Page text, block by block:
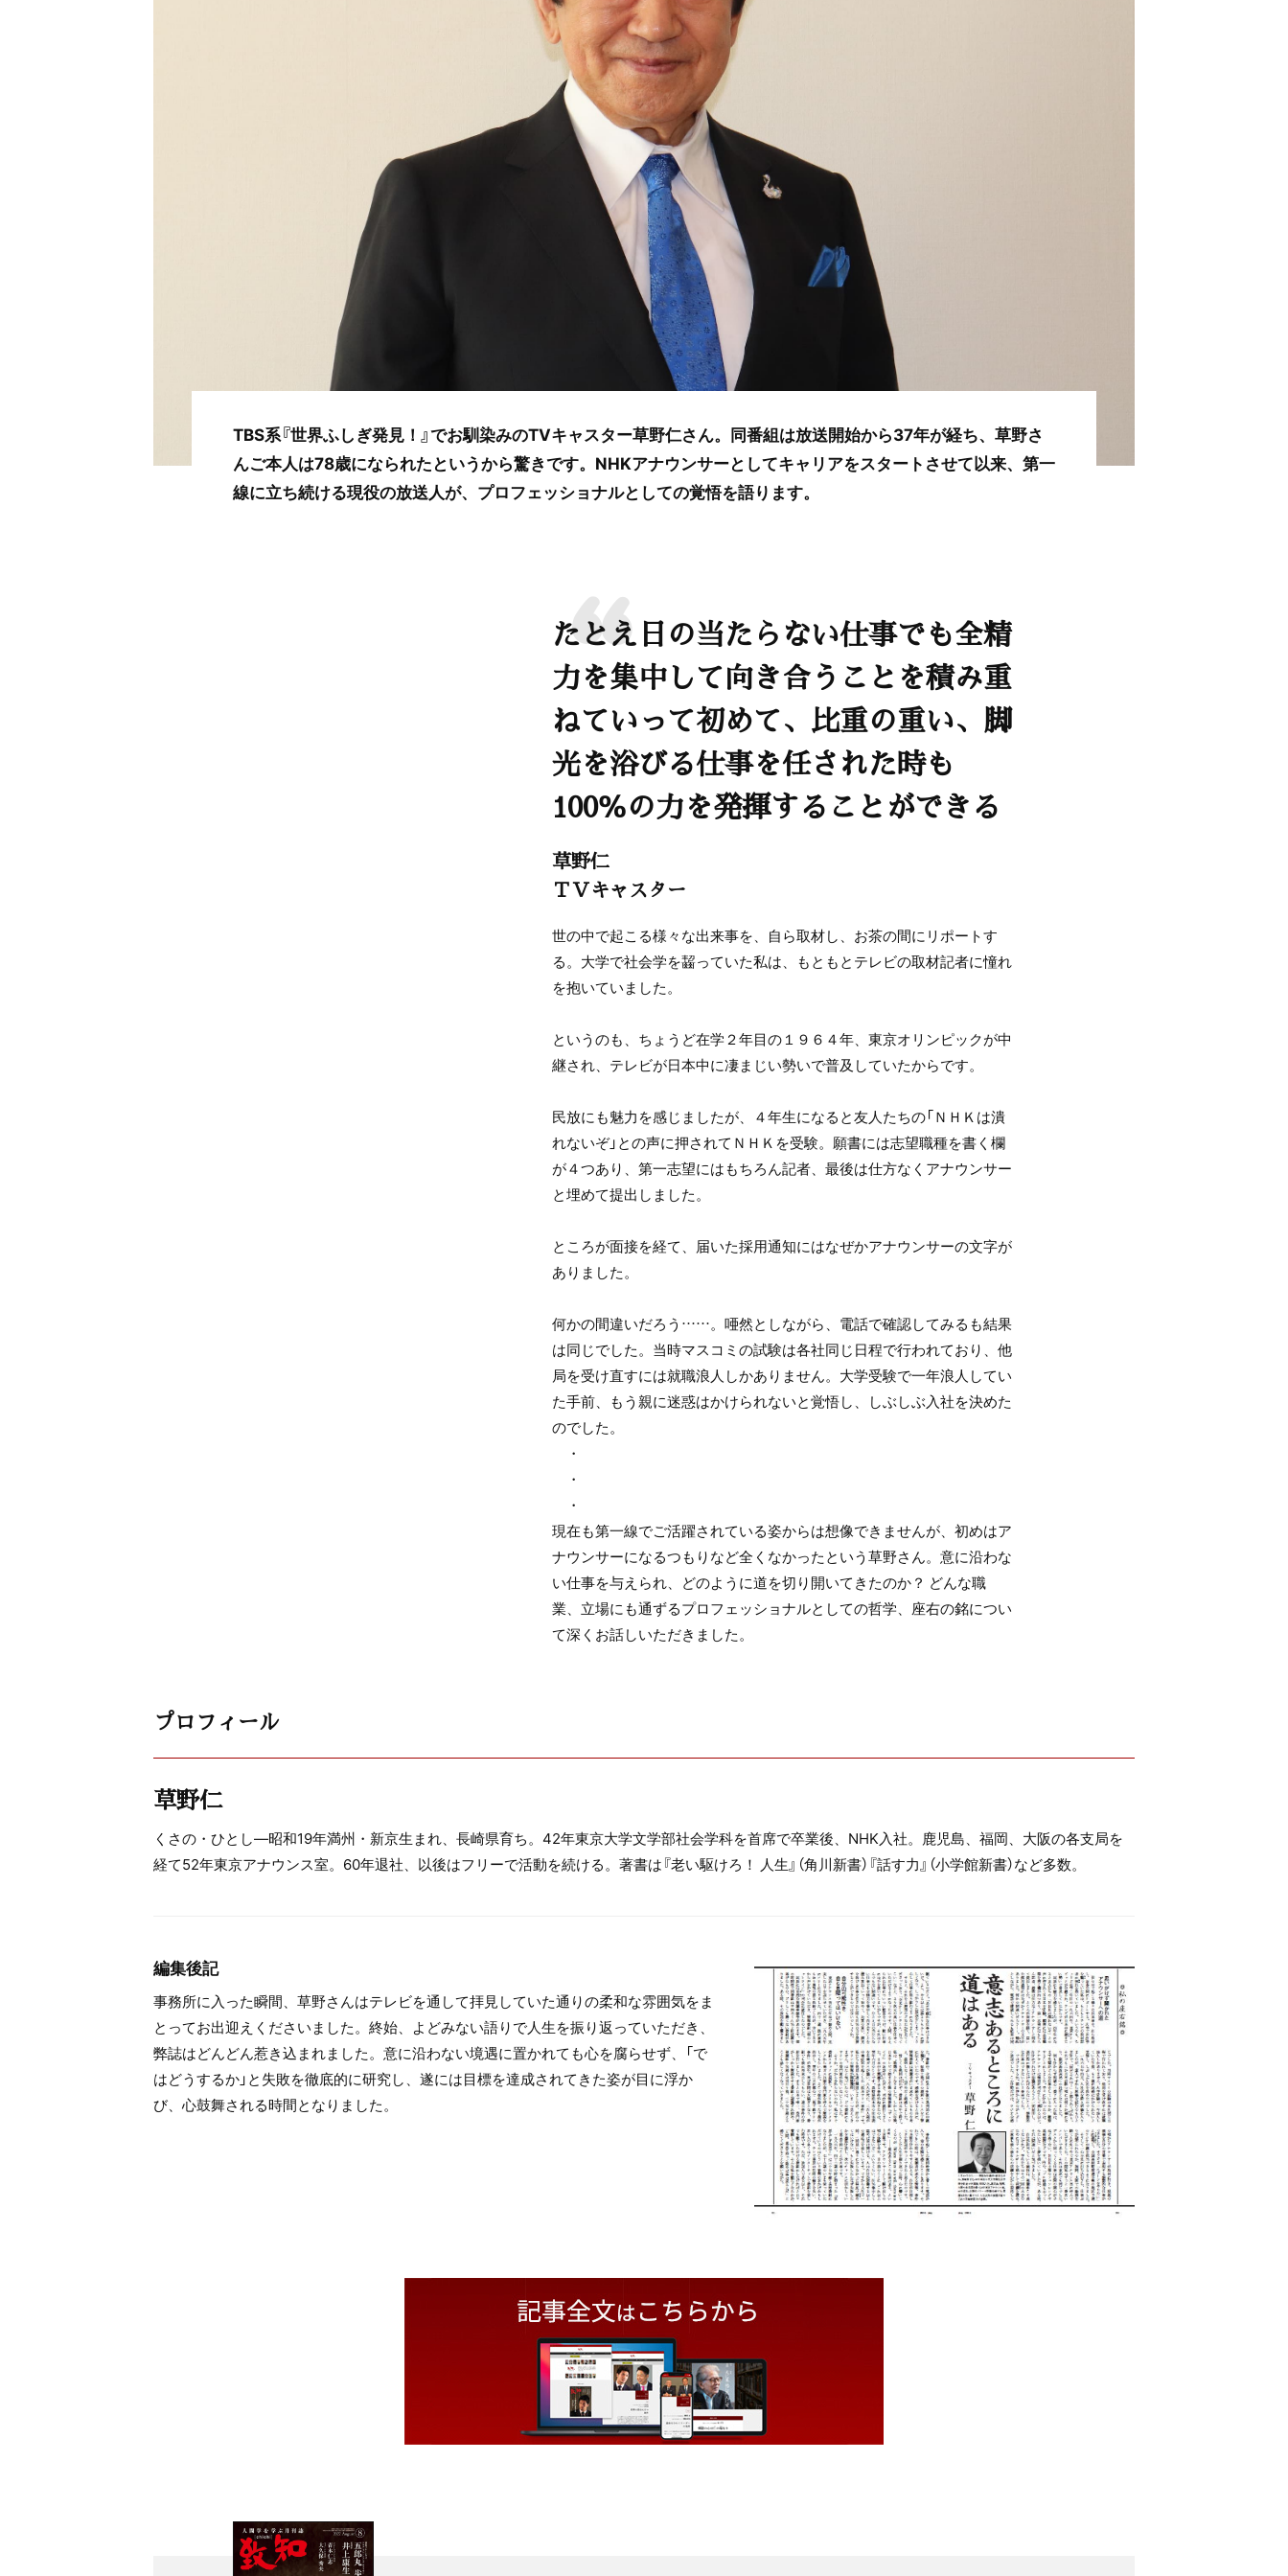
TBS系『世界ふしぎ発見！』でお馴染みのTVキャスター草野仁さん。同番組は放送開始から37年が経ち、草野さ
んご本人は78歳になられたというから驚きです。NHKアナウンサーとしてキャリアをスタートさせて以来、第一
線に立ち続ける現役の放送人が、プロフェッショナルとしての覚悟を語ります。
たとえ日の当たらない仕事でも全精
力を集中して向き合うことを積み重
ねていって初めて、比重の重い、脚
光を浴びる仕事を任された時も
100％の力を発揮することができる
草野仁
ＴＶキャスター
世の中で起こる様々な出来事を、自ら取材し、お茶の間にリポートす
る。大学で社会学を齧っていた私は、もともとテレビの取材記者に憧れ
を抱いていました。
というのも、ちょうど在学２年目の１９６４年、東京オリンピックが中
継され、テレビが日本中に凄まじい勢いで普及していたからです。
民放にも魅力を感じましたが、４年生になると友人たちの「ＮＨＫは潰
れないぞ」との声に押されてＮＨＫを受験。願書には志望職種を書く欄
が４つあり、第一志望にはもちろん記者、最後は仕方なくアナウンサー
と埋めて提出しました。
ところが面接を経て、届いた採用通知にはなぜかアナウンサーの文字が
ありました。
何かの間違いだろう……。唖然としながら、電話で確認してみるも結果
は同じでした。当時マスコミの試験は各社同じ日程で行われており、他
局を受け直すには就職浪人しかありません。大学受験で一年浪人してい
た手前、もう親に迷惑はかけられないと覚悟し、しぶしぶ入社を決めた
のでした。
・
・
・
現在も第一線でご活躍されている姿からは想像できませんが、初めはア
ナウンサーになるつもりなど全くなかったという草野さん。意に沿わな
い仕事を与えられ、どのように道を切り開いてきたのか？ どんな職
業、立場にも通ずるプロフェッショナルとしての哲学、座右の銘につい
て深くお話しいただきました。
プロフィール
草野仁
くさの・ひとし―昭和19年満州・新京生まれ、長崎県育ち。42年東京大学文学部社会学科を首席で卒業後、NHK入社。鹿児島、福岡、大阪の各支局を
経て52年東京アナウンス室。60年退社、以後はフリーで活動を続ける。著書は『老い駆けろ！ 人生』（角川新書）『話す力』（小学館新書）など多数。
編集後記
事務所に入った瞬間、草野さんはテレビを通して拝見していた通りの柔和な雰囲気をま
とってお出迎えくださいました。終始、よどみない語りで人生を振り返っていただき、
弊誌はどんどん惹き込まれました。意に沿わない境遇に置かれても心を腐らせず、「で
はどうするか」と失敗を徹底的に研究し、遂には目標を達成されてきた姿が目に浮か
び、心鼓舞される時間となりました。